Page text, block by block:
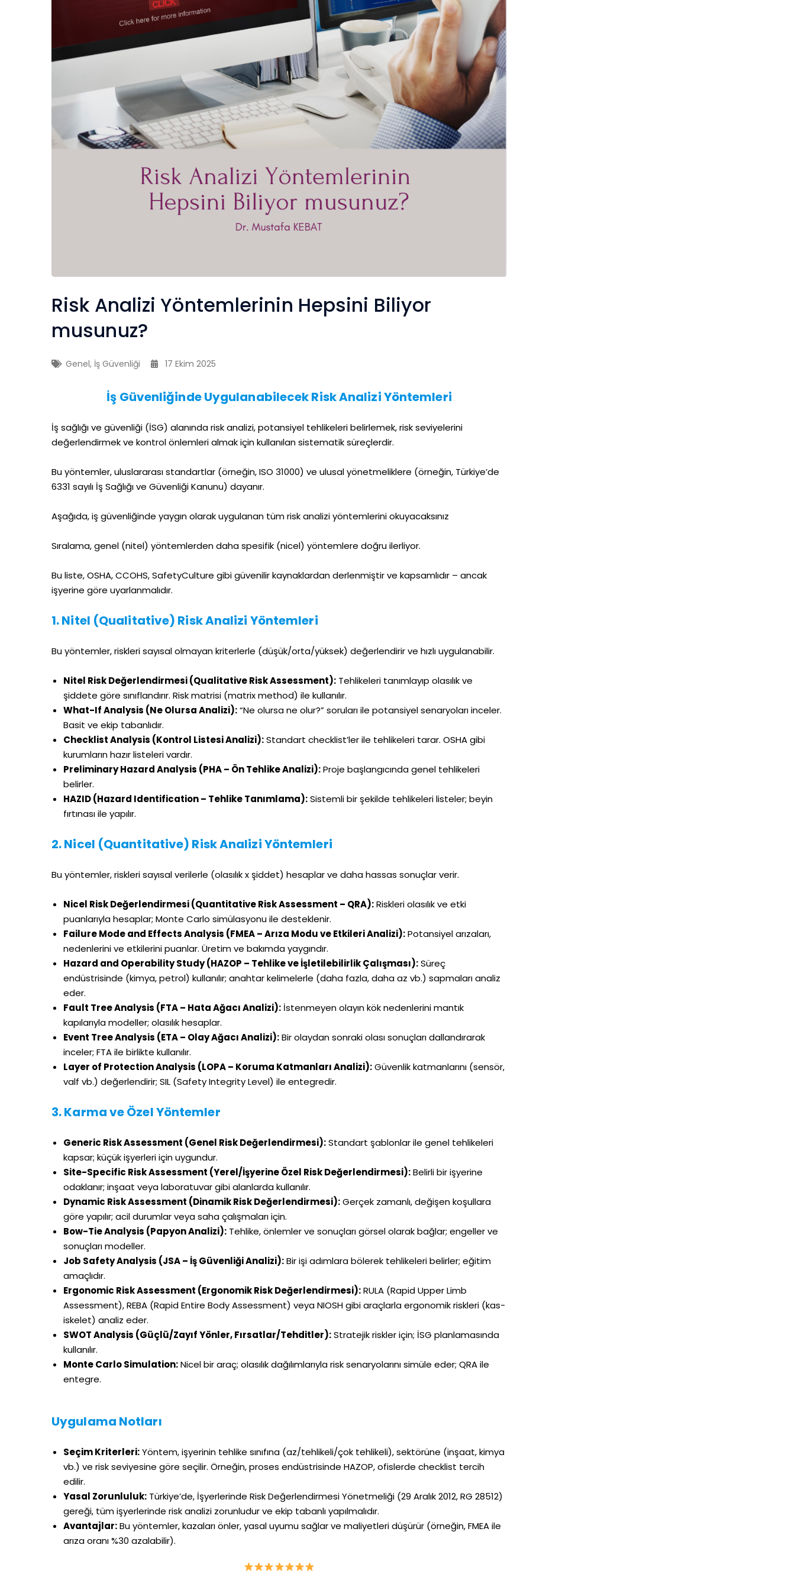
Risk Analizi Yöntemlerinin Hepsini Biliyor
musunuz?
Genel, İş Güvenliği 17 Ekim 2025
İş Güvenliğinde Uygulanabilecek Risk Analizi Yöntemleri
İş sağlığı ve güvenliği (İSG) alanında risk analizi, potansiyel tehlikeleri belirlemek, risk seviyelerini
değerlendirmek ve kontrol önlemleri almak için kullanılan sistematik süreçlerdir.
Bu yöntemler, uluslararası standartlar (örneğin, ISO 31000) ve ulusal yönetmeliklere (örneğin, Türkiye’de
6331 sayılı İş Sağlığı ve Güvenliği Kanunu) dayanır.
Aşağıda, iş güvenliğinde yaygın olarak uygulanan tüm risk analizi yöntemlerini okuyacaksınız
Sıralama, genel (nitel) yöntemlerden daha spesifik (nicel) yöntemlere doğru ilerliyor.
Bu liste, OSHA, CCOHS, SafetyCulture gibi güvenilir kaynaklardan derlenmiştir ve kapsamlıdır – ancak
işyerine göre uyarlanmalıdır.
1. Nitel (Qualitative) Risk Analizi Yöntemleri
Bu yöntemler, riskleri sayısal olmayan kriterlerle (düşük/orta/yüksek) değerlendirir ve hızlı uygulanabilir.
Nitel Risk Değerlendirmesi (Qualitative Risk Assessment): Tehlikeleri tanımlayıp olasılık ve
şiddete göre sınıflandırır. Risk matrisi (matrix method) ile kullanılır.
What-If Analysis (Ne Olursa Analizi):“Ne olursa ne olur?” soruları ile potansiyel senaryoları inceler.
Basit ve ekip tabanlıdır.
Checklist Analysis (Kontrol Listesi Analizi):Standart checklist’ler ile tehlikeleri tarar. OSHA gibi
kurumların hazır listeleri vardır.
Preliminary Hazard Analysis (PHA – Ön Tehlike Analizi):Proje başlangıcında genel tehlikeleri
belirler.
HAZID (Hazard Identification – Tehlike Tanımlama):Sistemli bir şekilde tehlikeleri listeler; beyin
fırtınası ile yapılır.
2. Nicel (Quantitative) Risk Analizi Yöntemleri
Bu yöntemler, riskleri sayısal verilerle (olasılık x şiddet) hesaplar ve daha hassas sonuçlar verir.
Nicel Risk Değerlendirmesi (Quantitative Risk Assessment – QRA):Riskleri olasılık ve etki
puanlarıyla hesaplar; Monte Carlo simülasyonu ile desteklenir.
Failure Mode and Effects Analysis (FMEA – Arıza Modu ve Etkileri Analizi):Potansiyel arızaları,
nedenlerini ve etkilerini puanlar. Üretim ve bakımda yaygındır.
Hazard and Operability Study (HAZOP – Tehlike ve İşletilebilirlik Çalışması):Süreç
endüstrisinde (kimya, petrol) kullanılır; anahtar kelimelerle (daha fazla, daha az vb.) sapmaları analiz
eder.
Fault Tree Analysis (FTA – Hata Ağacı Analizi): İstenmeyen olayın kök nedenlerini mantık
kapılarıyla modeller; olasılık hesaplar.
Event Tree Analysis (ETA – Olay Ağacı Analizi):Bir olaydan sonraki olası sonuçları dallandırarak
inceler; FTA ile birlikte kullanılır.
Layer of Protection Analysis (LOPA – Koruma Katmanları Analizi):Güvenlik katmanlarını (sensör,
valf vb.) değerlendirir; SIL (Safety Integrity Level) ile entegredir.
3. Karma ve Özel Yöntemler
Generic Risk Assessment (Genel Risk Değerlendirmesi):Standart şablonlar ile genel tehlikeleri
kapsar; küçük işyerleri için uygundur.
Site-Specific Risk Assessment (Yerel/İşyerine Özel Risk Değerlendirmesi):Belirli bir işyerine
odaklanır; inşaat veya laboratuvar gibi alanlarda kullanılır.
Dynamic Risk Assessment (Dinamik Risk Değerlendirmesi):Gerçek zamanlı, değişen koşullara
göre yapılır; acil durumlar veya saha çalışmaları için.
Bow-Tie Analysis (Papyon Analizi): Tehlike, önlemler ve sonuçları görsel olarak bağlar; engeller ve
sonuçları modeller.
Job Safety Analysis (JSA – İş Güvenliği Analizi):Bir işi adımlara bölerek tehlikeleri belirler; eğitim
amaçlıdır.
Ergonomic Risk Assessment (Ergonomik Risk Değerlendirmesi):RULA (Rapid Upper Limb
Assessment), REBA (Rapid Entire Body Assessment) veya NIOSH gibi araçlarla ergonomik riskleri (kas-
iskelet) analiz eder.
SWOT Analysis (Güçlü/Zayıf Yönler, Fırsatlar/Tehditler):Stratejik riskler için; İSG planlamasında
kullanılır.
Monte Carlo Simulation:Nicel bir araç; olasılık dağılımlarıyla risk senaryolarını simüle eder; QRA ile
entegre.
Uygulama Notları
Seçim Kriterleri:Yöntem, işyerinin tehlike sınıfına (az/tehlikeli/çok tehlikeli), sektörüne (inşaat, kimya
vb.) ve risk seviyesine göre seçilir. Örneğin, proses endüstrisinde HAZOP, ofislerde checklist tercih
edilir.
Yasal Zorunluluk: Türkiye’de, İşyerlerinde Risk Değerlendirmesi Yönetmeliği (29 Aralık 2012, RG 28512)
gereği, tüm işyerlerinde risk analizi zorunludur ve ekip tabanlı yapılmalıdır.
Avantajlar:Bu yöntemler, kazaları önler, yasal uyumu sağlar ve maliyetleri düşürür (örneğin, FMEA ile
arıza oranı %30 azalabilir).